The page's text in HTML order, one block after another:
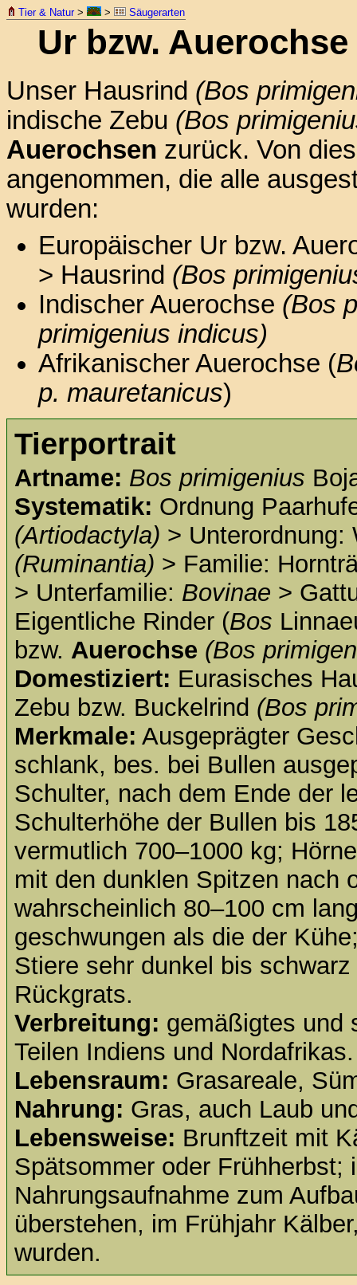
Tier & Natur> > Säugerarten
Ur bzw. Auerochse
Unser Hausrind (Bos
indische Zebu (Bos
Auerochsen zurück. Von
angenommen, die alle
wurden:
Europäischer Ur bzw.
> Hausrind (Bos
Indischer Auerochse (Bos
primigenius indicus)
Afrikanischer Auerochse (
p. mauretanicus)
Tierportrait
Artname: Bos primigenius
Systematik: Ordnung
(Artiodactyla) > Unterordnung:
(Ruminantia) > Familie:
> Unterfamilie: Bovinae >
Eigentliche Rinder (Bos
bzw. Auerochse (Bos
Domestiziert: Eurasisches
Zebu bzw. Buckelrind (Bos
Merkmale: Ausgeprägter
schlank, bes. bei Bullen
Schulter, nach dem Ende der
Schulterhöhe der Bullen bis
vermutlich 700–1000 kg;
mit den dunklen Spitzen nach
wahrscheinlich 80–100 cm
geschwungen als die der
Stiere sehr dunkel bis
Rückgrats.
Verbreitung: gemäßigtes und
Teilen Indiens und Nordafrikas.
Lebensraum: Grasareale,
Nahrung: Gras, auch Laub
Lebensweise: Brunftzeit mit
Spätsommer oder Frühherbst;
Nahrungsaufnahme zum
überstehen, im Frühjahr
wurden.